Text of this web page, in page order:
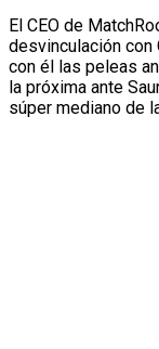
El CEO de
desvinculación con
con él las peleas
la próxima ante
súper mediano de